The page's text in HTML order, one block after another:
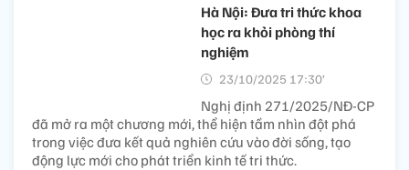
Hà Nội: Đưa tri thức khoa
học ra khỏi phòng thí
nghiệm
23/10/2025 17:30’
Nghị định 271/2025/NĐ-CP
đã mở ra một chương mới, thể hiện tầm nhìn đột phá
trong việc đưa kết quả nghiên cứu vào đời sống, tạo
động lực mới cho phát triển kinh tế tri thức.